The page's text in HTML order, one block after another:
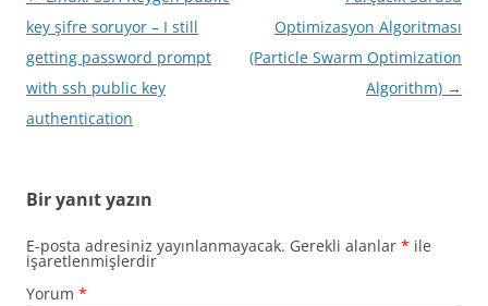
dolaşımı
key şifre soruyor – I still
getting password prompt
with ssh public key
authentication
Optimizasyon Algoritması
(Particle Swarm Optimization
Algorithm) →
Bir yanıt yazın
E-posta adresiniz yayınlanmayacak. Gerekli alanlar * ile
işaretlenmişlerdir
Yorum *